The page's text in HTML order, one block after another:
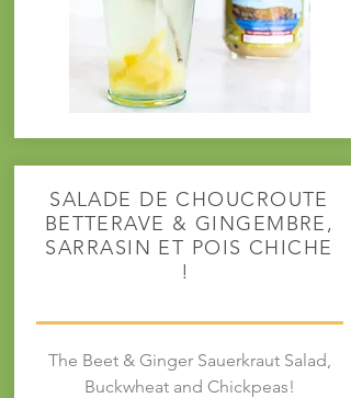
SALADE DE CHOUCROUTE
BETTERAVE & GINGEMBRE,
SARRASIN ET POIS CHICHE
!
The Beet & Ginger Sauerkraut Salad,
Buckwheat and Chickpeas!